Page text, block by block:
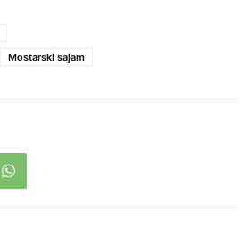
Mostarski sajam